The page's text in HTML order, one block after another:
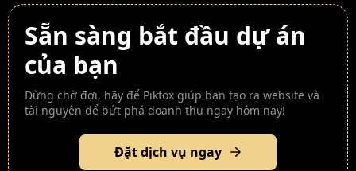
Sẵn sàng bắt đầu dự án
của bạn
Đừng chờ đợi, hãy để Pikfox giúp bạn tạo ra website và
tài nguyên để bứt phá doanh thu ngay hôm nay!
Đặt dịch vụ ngay